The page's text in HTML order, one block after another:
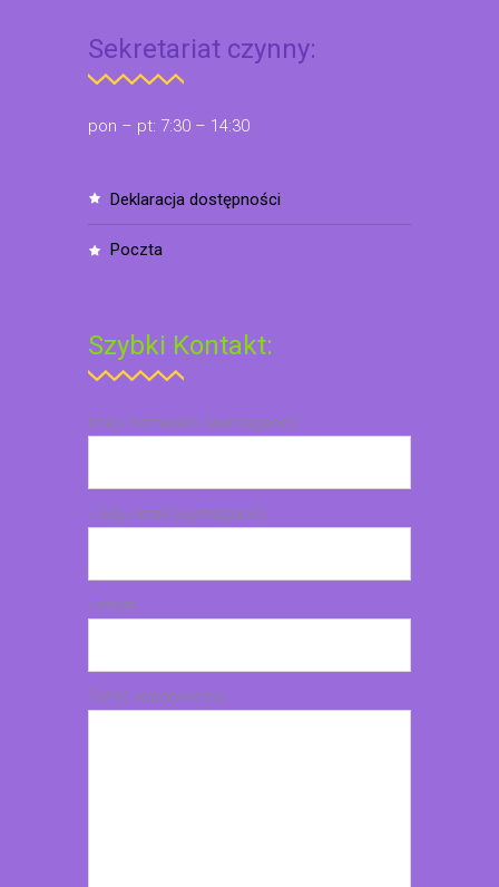
Sekretariat czynny:
pon – pt: 7:30 – 14:30
deklaracja dostępności
poczta
Szybki Kontakt:
Imię i nazwisko (wymagane)
Twój email (wymagane)
Temat
Treść wiadomości